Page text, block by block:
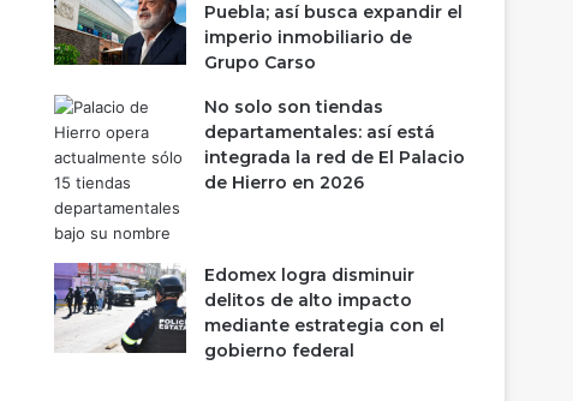
Puebla; así busca expandir el
imperio inmobiliario de
Grupo Carso
No solo son tiendas
departamentales: así está
integrada la red de El Palacio
de Hierro en 2026
Edomex logra disminuir
delitos de alto impacto
mediante estrategia con el
gobierno federal